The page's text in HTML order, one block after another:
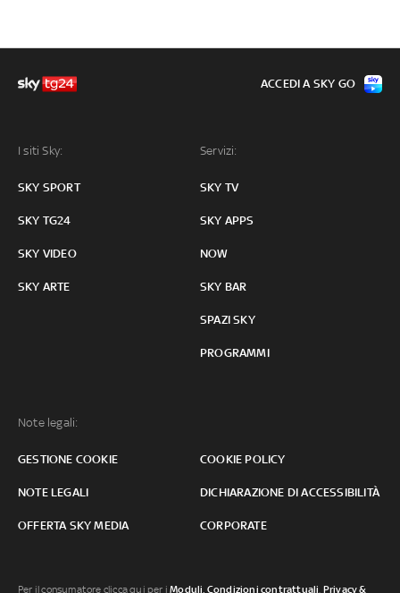
I siti Sky:
SKY SPORT
SKY TG24
SKY VIDEO
SKY ARTE
Servizi:
SKY TV
SKY APPS
NOW
SKY BAR
SPAZI SKY
PROGRAMMI
Note legali:
GESTIONE COOKIE COOKIE POLICY
NOTE LEGALI DICHIARAZIONE DI ACCESSIBILITÀ
OFFERTA SKY MEDIA CORPORATE
ACCEDI A SKY GO
Per il consumatore clicca qui per iModuli, Condizioni contrattuali, Privacy &